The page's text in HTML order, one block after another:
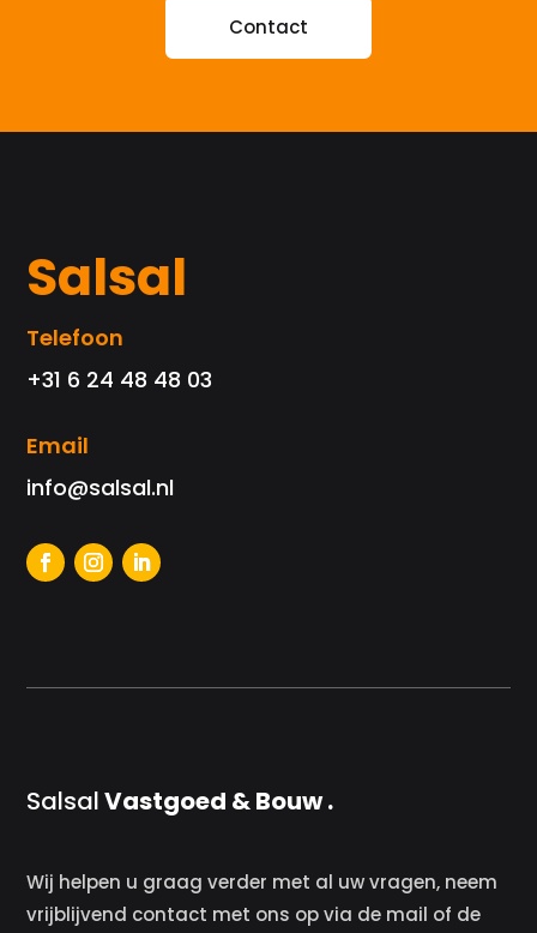
Contact
Salsal
Telefoon
+31 6 24 48 48 03
Email
info@salsal.nl
SalsalVastgoed & Bouw .
Wij helpen u graag verder met al uw vragen, neem
vrijblijvend contact met ons op via de mail of de